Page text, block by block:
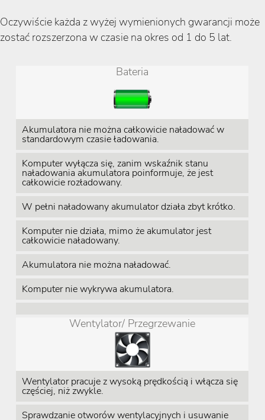
Oczywiście każda z wyżej wymienionych gwarancji może
zostać rozszerzona w czasie na okres od 1 do 5 lat.
Bateria
Akumulatora nie można całkowicie naładować w
standardowym czasie ładowania.
Komputer wyłącza się, zanim wskaźnik stanu
naładowania akumulatora poinformuje, że jest
całkowicie rozładowany.
W pełni naładowany akumulator działa zbyt krótko.
Komputer nie działa, mimo że akumulator jest
całkowicie naładowany.
Akumulatora nie można naładować.
Komputer nie wykrywa akumulatora.
Wentylator/ Przegrzewanie
Wentylator pracuje z wysoką prędkością i włącza się
częściej, niż zwykle.
Sprawdzanie otworów wentylacyjnych i usuwanie